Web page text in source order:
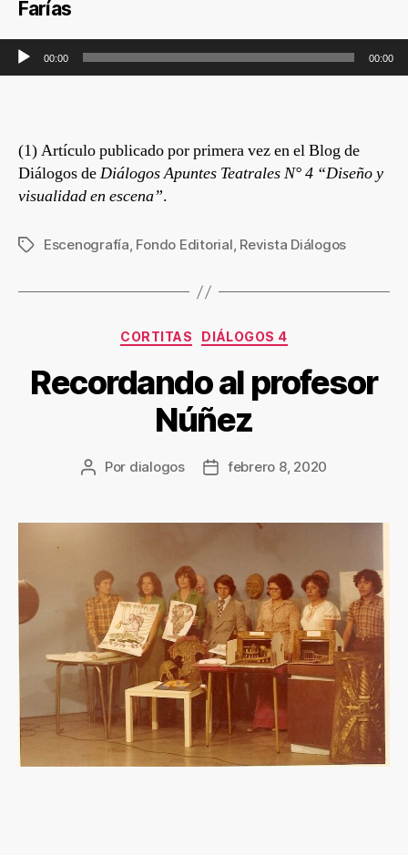
Farías
Reproductor de audio
00:00 00:00
(1) Artículo publicado por primera vez en el Blog de
Diálogos deDiálogos Apuntes TeatralesN° 4 “Diseño y
visualidad en escena”.
Escenografía, Fondo Editorial, Revista Diálogos
CORTITAS DIÁLOGOS 4
Recordando al profesor
Núñez
Por dialogos febrero 8, 2020